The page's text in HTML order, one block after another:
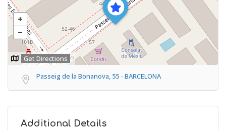
Get Directions
Passeig de la Bonanova, 55 - BARCELONA
Additional Details